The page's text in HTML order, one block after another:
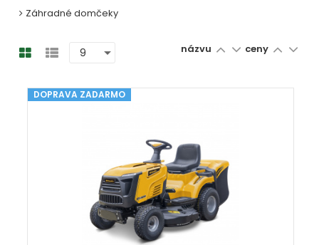
Záhradné domčeky
názvu ceny
DOPRAVA ZADARMO